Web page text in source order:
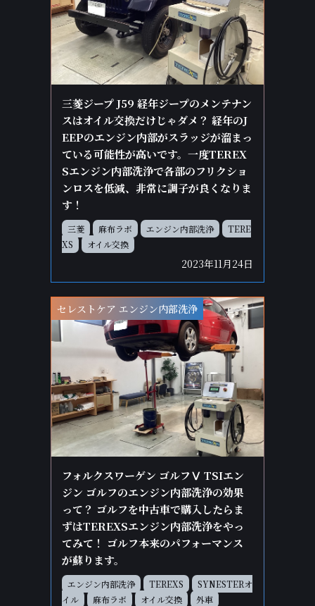
三菱ジープ J59 経年ジープのメンテナン
スはオイル交換だけじゃダメ？ 経年のJ
EEPのエンジン内部がスラッジが溜まっ
ている可能性が高いです。一度TEREX
Sエンジン内部洗浄で各部のフリクショ
ンロスを低減、非常に調子が良くなりま
す！
三菱 麻布ラボ エンジン内部洗浄
TERE
XS
オイル交換
2023年11月24日
セレストケア エンジン内部洗浄
フォルクスワーゲン ゴルフⅤ TSIエン
ジン ゴルフのエンジン内部洗浄の効果
って？ ゴルフを中古車で購入したらま
ずはTEREXSエンジン内部洗浄をやっ
てみて！ ゴルフ本来のパフォーマンス
が蘇ります。
エンジン内部洗浄 TEREXS
SYNESTERオ
イル
麻布ラボ オイル交換 外車